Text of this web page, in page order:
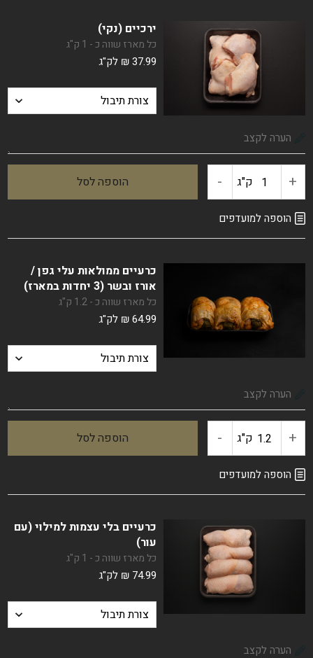
ירכיים (נקי)
כל מארז שווה כ - 1 ק"ג
₪37.99 לק"ג
+ כמות
של
ק"ג - הוספה לסל
הוספה למועדפים
כרעיים ממולאות עלי גפן /
אורז ובשר (3 יחדות במארז)
כל מארז שווה כ - 1.2 ק"ג
₪64.99 לק"ג
+ כמות
של
ממולאות
ק"ג - הוספה לסל
הוספה למועדפים
כרעיים בלי עצמות למילוי (עם
עור)
כל מארז שווה כ - 1 ק"ג
₪ 74.99 לק"ג